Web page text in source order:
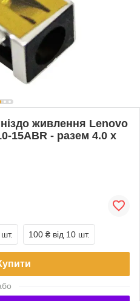
живлення Lenovo
15ABR - разем 4.0 х
шт. 100 ₴ від 10 шт.